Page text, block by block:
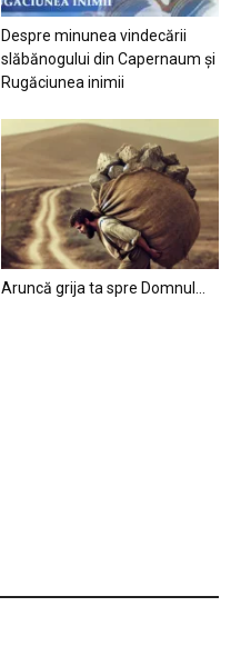
Despre minunea vindecării
slăbănogului din Capernaum și
Rugăciunea inimii
Aruncă grija ta spre Domnul…